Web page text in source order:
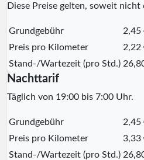
Diese Preise gelten, soweit
Grundgebühr
2,45
Preis pro Kilometer
2,22
Stand-/Wartezeit (pro Std.)
Nachttarif
Täglich von 19:00 bis 7:00 Uhr.
Grundgebühr
2,45
Preis pro Kilometer
3,33
Stand-/Wartezeit (pro Std.)